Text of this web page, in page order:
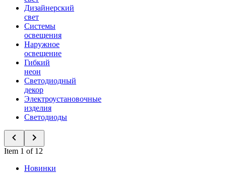
Дизайнерский
свет
Системы
освещения
Наружное
освещение
Гибкий
неон
Светодиодный
декор
Электроустановочные
изделия
Светодиоды
Item 1 of 12
Новинки